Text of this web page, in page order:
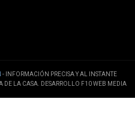
- INFORMACIÓN PRECISA Y AL INSTANTE
DE LA CASA. DESARROLLO F10 WEB MEDIA